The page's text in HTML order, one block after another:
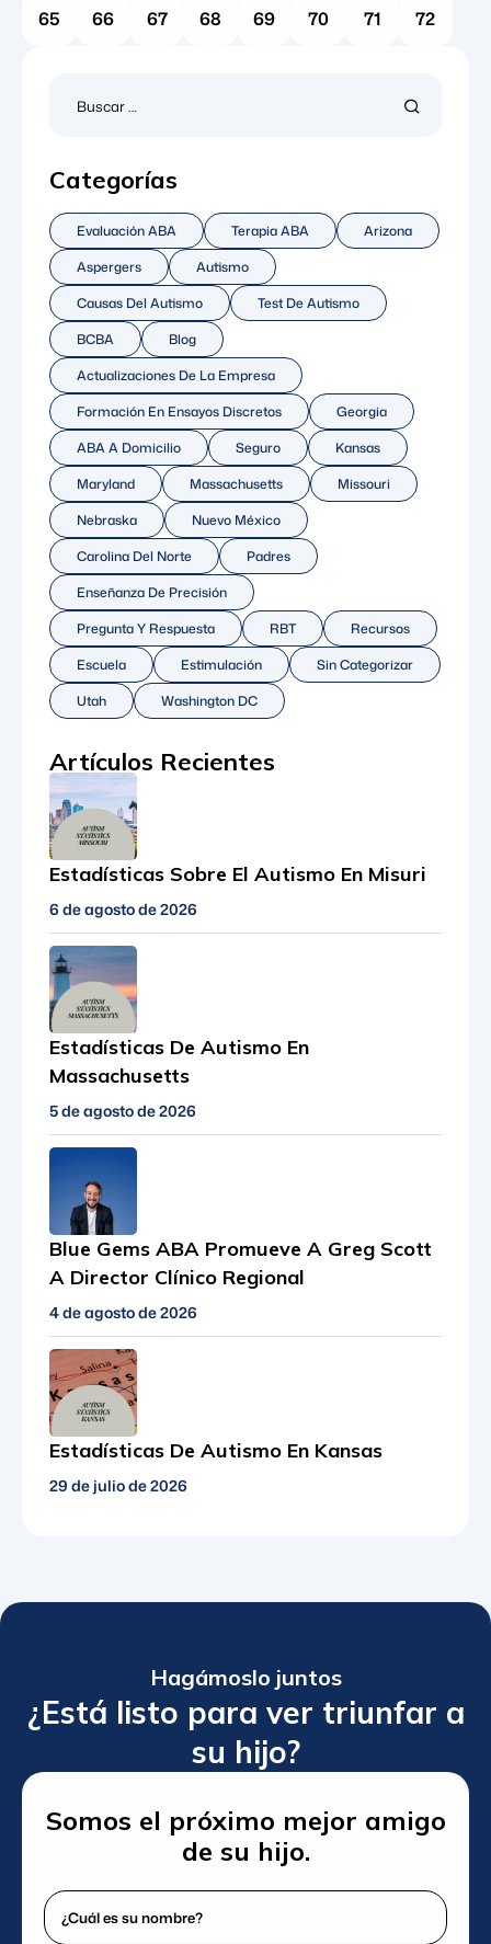
65 66 67 68 69 70 71 72
Categorías
Evaluación ABA Terapia ABA
Arizona
Aspergers
Autismo
Causas Del Autismo
Test De Autismo
BCBA
Blog
Actualizaciones De La Empresa
Formación En Ensayos Discretos
Georgia
ABA A Domicilio
Seguro
Kansas
Maryland
Massachusetts
Missouri
Nebraska
Nuevo México
Carolina Del Norte
Padres
Enseñanza De Precisión
Pregunta Y Respuesta
RBT
Recursos
Escuela
Estimulación
Sin Categorizar
Utah
Washington DC
Artículos Recientes
6 de agosto de 2026
Estadísticas Sobre El Autismo En Misuri
5 de agosto de 2026
Estadísticas De Autismo En
Massachusetts
4 de agosto de 2026
Blue Gems ABA Promueve A Greg Scott
A Director Clínico Regional
29 de julio de 2026
Estadísticas De Autismo En Kansas
Hagámoslo juntos
¿Está listo para ver triunfar a
su hijo?
Somos el próximo mejor amigo
de su hijo.
¿Cuál
es